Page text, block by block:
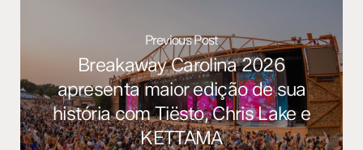
Previous Post
Breakaway Carolina 2026
apresenta maior edição de sua
história com Tiësto, Chris Lake e
KETTAMA